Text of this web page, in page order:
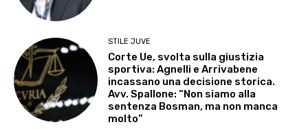
STILE JUVE
Corte Ue, svolta sulla giustizia
sportiva: Agnelli e Arrivabene
incassano una decisione storica.
Avv. Spallone: “Non siamo alla
sentenza Bosman, ma non manca
molto”